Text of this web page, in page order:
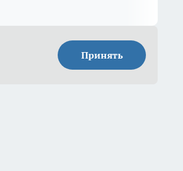
Принять